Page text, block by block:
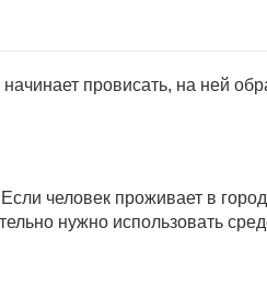
провисать, на ней
человек проживает в
нужно использовать